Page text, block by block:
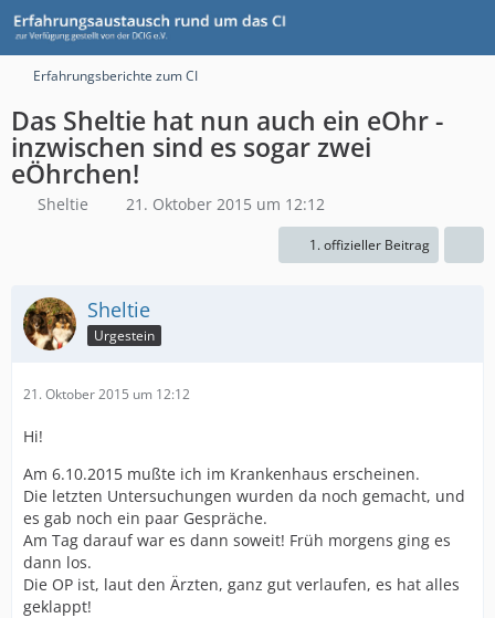
Erfahrungsberichte zum CI
Das Sheltie hat nun auch ein eOhr -
inzwischen sind es sogar zwei
eÖhrchen!
Sheltie 21. Oktober 2015 um 12:12
1. offizieller Beitrag
Sheltie
Urgestein
21. Oktober 2015 um 12:12
Hi!
Am 6.10.2015 mußte ich im Krankenhaus erscheinen.
Die letzten Untersuchungen wurden da noch gemacht, und
es gab noch ein paar Gespräche.
Am Tag darauf war es dann soweit! Früh morgens ging es
dann los.
Die OP ist, laut den Ärzten, ganz gut verlaufen, es hat alles
geklappt!